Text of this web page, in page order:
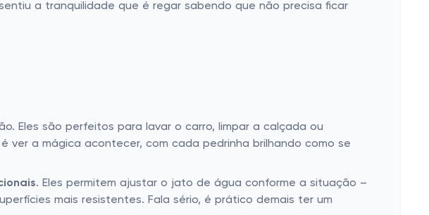
a tranquilidade que é regar sabendo que não precisa ficar
Eles são perfeitos para lavar o carro, limpar a calçada ou
ver a mágica acontecer, com cada pedrinha brilhando como se
. Eles permitem ajustar o jato de água conforme a situação –
mais resistentes. Fala sério, é prático demais ter um